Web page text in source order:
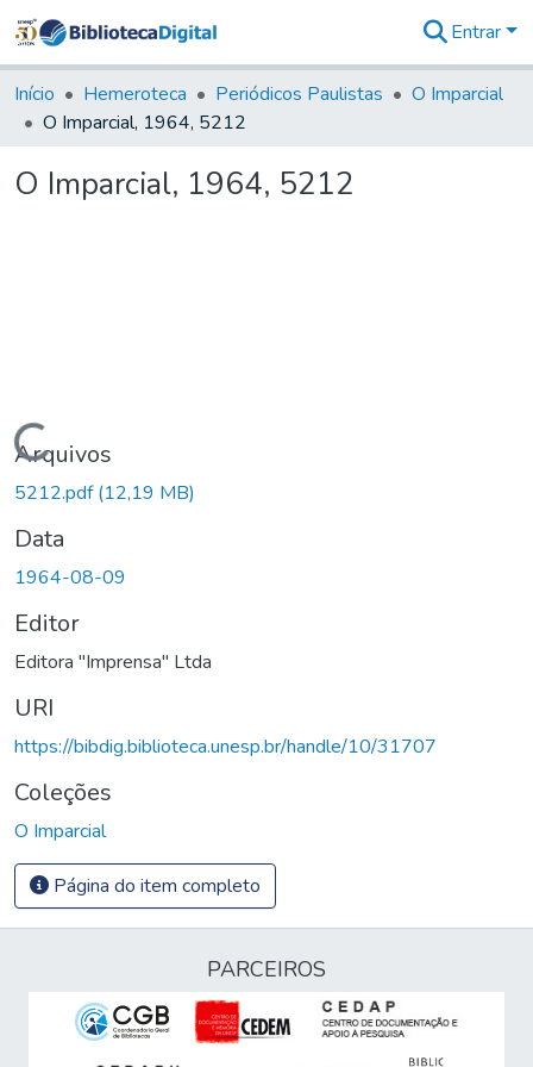
&
Coleções
Tudo na
Digital
Entrar
Início Hemeroteca Periódicos Paulistas
O Imparcial
O Imparcial, 1964, 5212
O Imparcial, 1964, 5212
Carregando...
Arquivos
5212.pdf(12,19 MB)
Data
1964-08-09
Editor
Editora "Imprensa" Ltda
URI
https://bibdig.biblioteca.unesp.br/handle/10/31707
Coleções
O Imparcial
Página do item completo
PARCEIROS